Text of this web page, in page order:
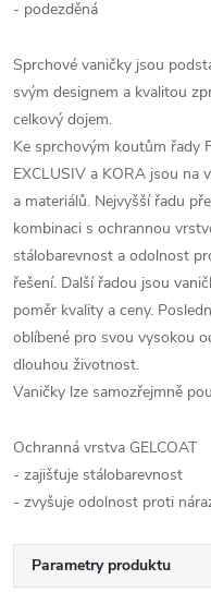
- podezděná
Sprchové vaničky jsou
svým designem a kvalitou
celkový dojem.
Ke sprchovým koutům řady
EXCLUSIV a KORA jsou na
a materiálů. Nejvyšší řadu
kombinaci s ochrannou
stálobarevnost a odolnost
řešení. Další řadou jsou
poměr kvality a ceny.
oblíbené pro svou vysokou
dlouhou životnost.
Vaničky lze samozřejmně
Ochranná vrstva GELCOAT
- zajišťuje stálobarevnost
- zvyšuje odolnost proti
Parametry produktu